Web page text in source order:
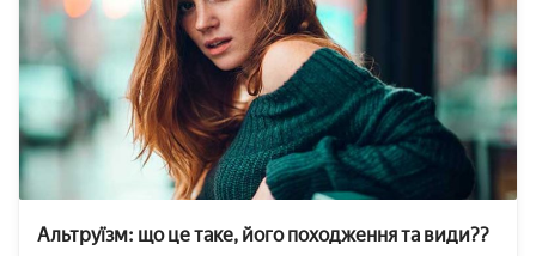
Альтруїзм: що це таке, його походження та види??